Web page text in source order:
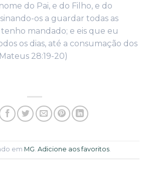
do Pai, e do Filho, e do
os a guardar todas as
tenho mandado; e eis que eu
os dias, até a consumação dos
28:19-20)
em MG. Adicione aos favoritos.